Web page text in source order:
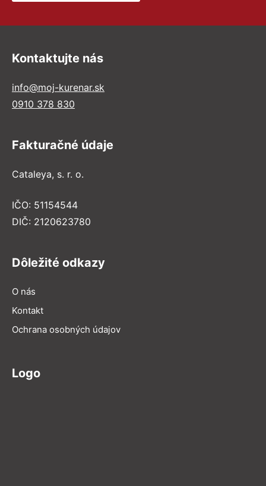
Kontaktujte nás
info@moj-kurenar.sk
0910 378 830
Fakturačné údaje
Cataleya, s. r. o.
IČO: 51154544
DIČ: 2120623780
Dôležité odkazy
O nás
Kontakt
Ochrana osobných údajov
Logo